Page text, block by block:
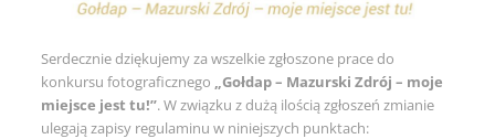
Serdecznie dziękujemy za wszelkie zgłoszone prace do
konkursu fotograficznego „Gołdap – Mazurski Zdrój – moje
miejsce jest tu!”. W związku z dużą ilością zgłoszeń zmianie
ulegają zapisy regulaminu w niniejszych punktach: